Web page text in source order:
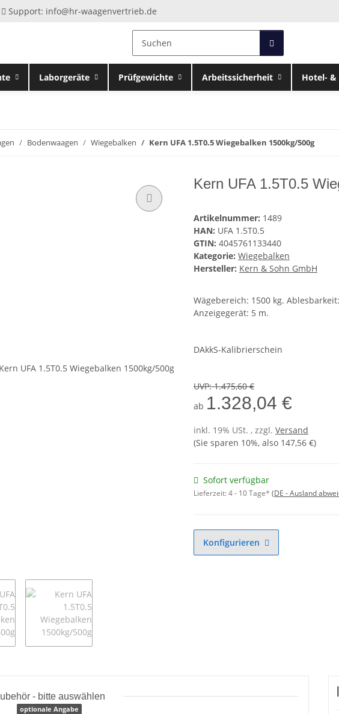
Support: info@hr-waagenvertrieb.de
Laborgeräte Prüfgewichte Arbeitssicherheit Hotel-
Bodenwaagen Wiegebalken Kern UFA 1.5T0.5 Wiegebalken 1500kg/500g
Kern UFA 1.5T0.5
Artikelnummer: 1489
HAN: UFA 1.5T0.5
GTIN: 4045761133440
Kategorie: Wiegebalken
Hersteller: Kern & Sohn GmbH
Wägebereich: 1500 kg.
Anzeigegerät: 5 m.
DAkkS-Kalibrierschein
UVP:1.475,60 €
ab 1.328,04 €
inkl. 19% USt. , zzgl. Versand
(Sie sparen 10%, also 147,56 €)
Sofort verfügbar
Lieferzeit:4 - 10 Tage* (DE - Ausland
Konfigurieren
- bitte auswählen
optionale Angabe